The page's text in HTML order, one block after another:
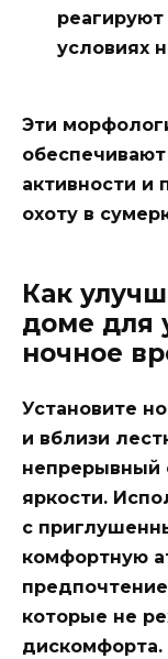
условиях
Эти
активности
охоту в
Как
доме для
ночное
Установите
и вблизи
непрерывный
яркости.
с
комфортную
которые не
дискомфорта.